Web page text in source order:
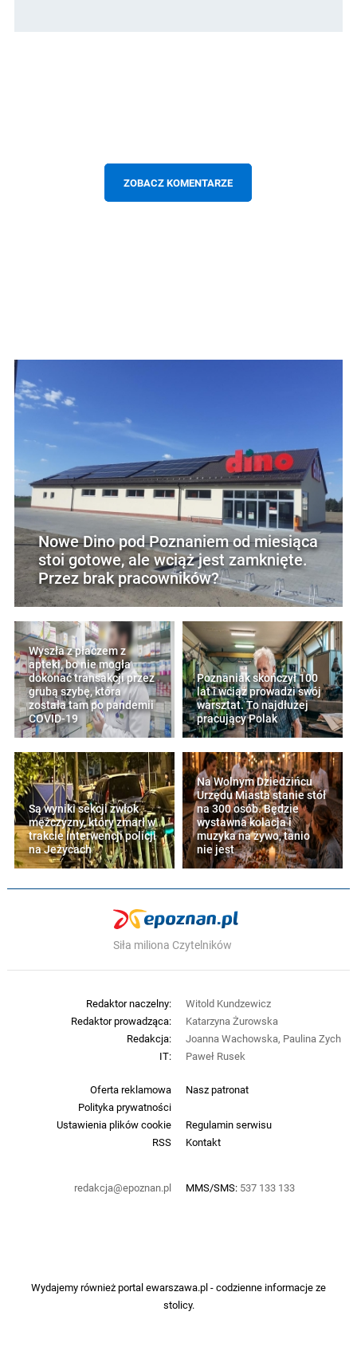
ZOBACZ KOMENTARZE
Nowe Dino pod Poznaniem od miesiąca
stoi gotowe, ale wciąż jest zamknięte.
Przez brak pracowników?
Wyszła z płaczem z
apteki, bo nie mogła
dokonać transakcji przez
grubą szybę, która
została tam po pandemii
COVID-19
Poznaniak skończył 100
lat i wciąż prowadzi swój
warsztat. To najdłużej
pracujący Polak
Są wyniki sekcji zwłok
mężczyzny, który zmarł w
trakcie interwencji policji
na Jeżycach
Na Wolnym Dziedzińcu
Urzędu Miasta stanie stół
na 300 osób. Będzie
wystawna kolacja i
muzyka na żywo, tanio
nie jest
Siła miliona Czytelników
Oferta reklamowa
Nasz patronat
Polityka prywatności
Ustawienia plików cookie
Regulamin serwisu
RSS
Kontakt
redakcja@epoznan.pl MMS/SMS: 537 133 133
Redaktor naczelny:
Witold Kundzewicz
Redaktor prowadząca:
Katarzyna Żurowska
Redakcja:
Joanna Wachowska, Paulina Zych
IT:
Paweł Rusek
Wydajemy również portalewarszawa.pl- codzienne informacje ze
stolicy.